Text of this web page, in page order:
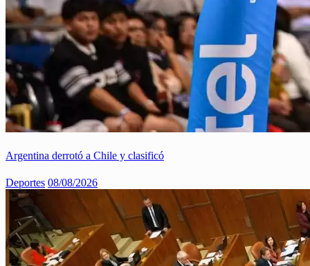
Argentina derrotó a Chile y clasificó
Deportes 08/08/2026